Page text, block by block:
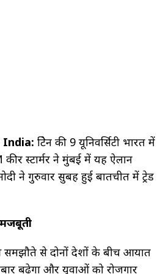
India: ब्रिटेन की 9 यूनिवर्सिटी भारत में
कीर स्टार्मर ने मुंबई में यह ऐलान
ने गुरुवार सुबह हुई बातचीत में ट्रेड
मजबूती
समझौते से दोनों देशों के बीच आयात
बढ़ेगा और युवाओं को रोजगार